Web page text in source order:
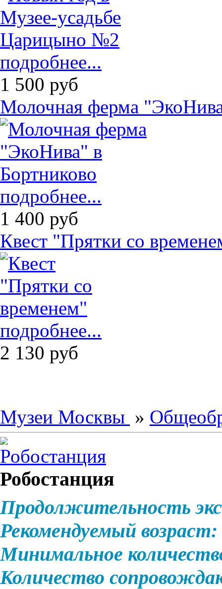
подробнее...
1 500 руб
Молочная ферма
подробнее...
1 400 руб
Квест "Прятки со
подробнее...
2 130 руб
Музеи Москвы »
Робостанция
Продолжительность
Рекомендуемый возраст:
Минимальное
Количество